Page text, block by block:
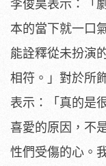
李俊昊表示：「
本的當下就一口
能詮釋從未扮演
相符。 」對於所
表示：「 真的是
喜愛的原因， 不
性們受傷的心。